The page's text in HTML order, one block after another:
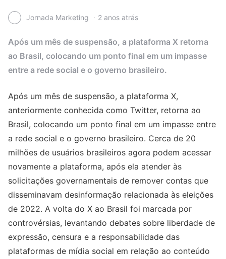
Jornada Marketing 2 anos atrás
Após um mês de suspensão, a plataforma X retorna
ao Brasil, colocando um ponto final em um impasse
entre a rede social e o governo brasileiro.
Após um mês de suspensão, a plataforma X,
anteriormente conhecida como Twitter, retorna ao
Brasil, colocando um ponto final em um impasse entre
a rede social e o governo brasileiro. Cerca de 20
milhões de usuários brasileiros agora podem acessar
novamente a plataforma, após ela atender às
solicitações governamentais de remover contas que
disseminavam desinformação relacionada às eleições
de 2022. A volta do X ao Brasil foi marcada por
controvérsias, levantando debates sobre liberdade de
expressão, censura e a responsabilidade das
plataformas de mídia social em relação ao conteúdo